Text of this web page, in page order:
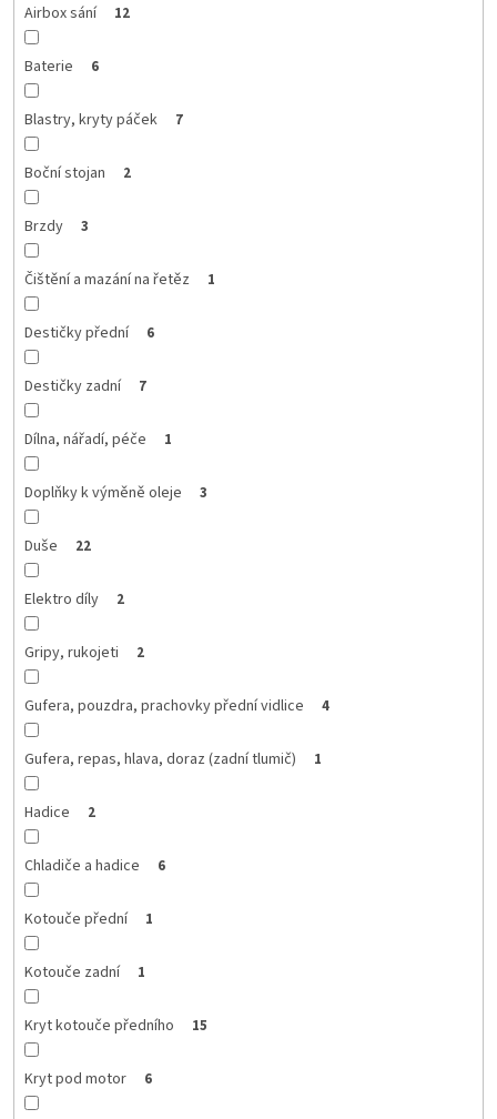
Airbox sání 12
Baterie 6
Blastry, kryty páček 7
Boční stojan 2
Brzdy 3
Čištění a mazání na řetěz 1
Destičky přední 6
Destičky zadní 7
Dílna, nářadí, péče 1
Doplňky k výměně oleje 3
Duše 22
Elektro díly 2
Gripy, rukojeti 2
Gufera, pouzdra, prachovky přední vidlice 4
Gufera, repas, hlava, doraz (zadní tlumič) 1
Hadice 2
Chladiče a hadice 6
Kotouče přední 1
Kotouče zadní 1
Kryt kotouče předního 15
Kryt pod motor 6